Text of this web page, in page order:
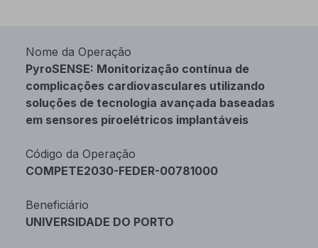
Nome da Operação
PyroSENSE: Monitorização contínua de
complicações cardiovasculares utilizando
soluções de tecnologia avançada baseadas
em sensores piroelétricos implantáveis
Código da Operação
COMPETE2030-FEDER-00781000
Beneficiário
UNIVERSIDADE DO PORTO